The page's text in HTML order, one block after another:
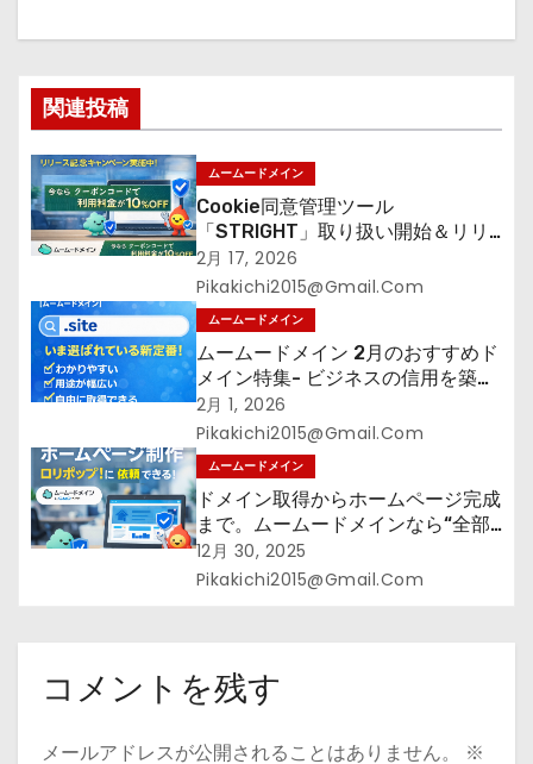
シ
ョ
ン
関連投稿
ムームードメイン
Cookie同意管理ツール
「STRIGHT」取り扱い開始＆リリ
ース記念キャンペーン【ムームード
メイン】
2月 17, 2026
Pikakichi2015@gmail.com
ムームードメイン
ムームードメイン 2月のおすすめド
メイン特集- ビジネスの信用を築く
――そのすべての起点となるのが独
自ドメイン
2月 1, 2026
Pikakichi2015@gmail.com
ムームードメイン
ドメイン取得からホームページ完成
まで。ムームードメインなら“全部
まとめて”安心スタート
12月 30, 2025
Pikakichi2015@gmail.com
コメントを残す
メールアドレスが公開されることはありません。 ※